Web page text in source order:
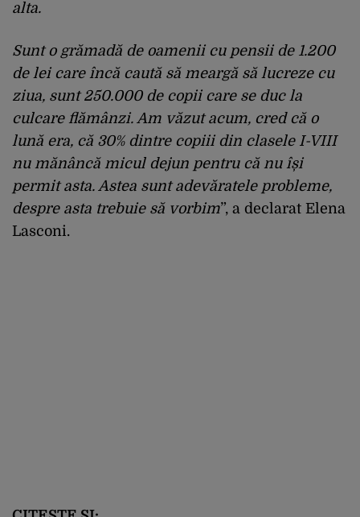
alta.
Sunt o grămadă de oamenii cu pensii de 1.200
de lei care încă caută să meargă să lucreze cu
ziua, sunt 250.000 de copii care se duc la
culcare flămânzi. Am văzut acum, cred că o
lună era, că 30% dintre copiii din clasele I-VIII
nu mănâncă micul dejun pentru că nu își
permit asta. Astea sunt adevăratele probleme,
despre asta trebuie să vorbim”, a declarat Elena
Lasconi.